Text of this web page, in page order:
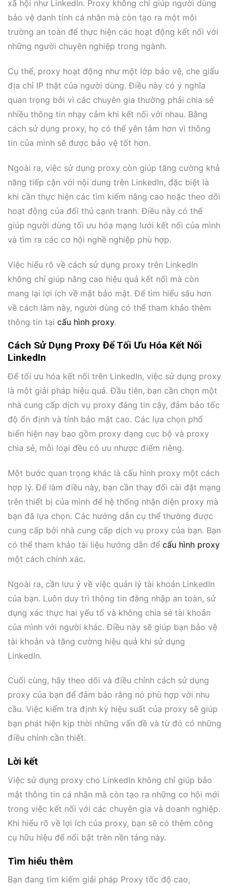
xã hội như LinkedIn. Proxy không chỉ giúp người dùng
bảo vệ danh tính cá nhân mà còn tạo ra một môi
trường an toàn để thực hiện các hoạt động kết nối với
những người chuyên nghiệp trong ngành.
Cụ thể, proxy hoạt động như một lớp bảo vệ, che giấu
địa chỉ IP thật của người dùng. Điều này có ý nghĩa
quan trọng bởi vì các chuyên gia thường phải chia sẻ
nhiều thông tin nhạy cảm khi kết nối với nhau. Bằng
cách sử dụng proxy, họ có thể yên tâm hơn vì thông
tin của mình sẽ được bảo vệ tốt hơn.
Ngoài ra, việc sử dụng proxy còn giúp tăng cường khả
năng tiếp cận với nội dung trên LinkedIn, đặc biệt là
khi cần thực hiện các tìm kiếm nâng cao hoặc theo dõi
hoạt động của đối thủ cạnh tranh. Điều này có thể
giúp người dùng tối ưu hóa mạng lưới kết nối của mình
và tìm ra các cơ hội nghề nghiệp phù hợp.
Việc hiểu rõ về cách sử dụng proxy trên LinkedIn
không chỉ giúp nâng cao hiệu quả kết nối mà còn
mang lại lợi ích về mặt bảo mật. Để tìm hiểu sâu hơn
về cách làm này, người dùng có thể tham khảo thêm
thông tin tại cấu hình proxy.
Cách Sử Dụng Proxy Để Tối Ưu Hóa Kết Nối
LinkedIn
Để tối ưu hóa kết nối trên LinkedIn, việc sử dụng proxy
là một giải pháp hiệu quả. Đầu tiên, bạn cần chọn một
nhà cung cấp dịch vụ proxy đáng tin cậy, đảm bảo tốc
độ ổn định và tính bảo mật cao. Các lựa chọn phổ
biến hiện nay bao gồm proxy dạng cục bộ và proxy
chia sẻ, mỗi loại đều có ưu nhược điểm riêng.
Một bước quan trọng khác là cấu hình proxy một cách
hợp lý. Để làm điều này, bạn cần thay đổi cài đặt mạng
trên thiết bị của mình để hệ thống nhận diện proxy mà
bạn đã lựa chọn. Các hướng dẫn cụ thể thường được
cung cấp bởi nhà cung cấp dịch vụ proxy của bạn. Bạn
có thể tham khảo tài liệu hướng dẫn để cấu hình proxy
một cách chính xác.
Ngoài ra, cần lưu ý về việc quản lý tài khoản LinkedIn
của bạn. Luôn duy trì thông tin đăng nhập an toàn, sử
dụng xác thực hai yếu tố và không chia sẻ tài khoản
của mình với người khác. Điều này sẽ giúp bạn bảo vệ
tài khoản và tăng cường hiệu quả khi sử dụng
LinkedIn.
Cuối cùng, hãy theo dõi và điều chỉnh cách sử dụng
proxy của bạn để đảm bảo rằng nó phù hợp với nhu
cầu. Việc kiểm tra định kỳ hiệu suất của proxy sẽ giúp
bạn phát hiện kịp thời những vấn đề và từ đó có những
điều chỉnh cần thiết.
Lời kết
Việc sử dụng proxy cho LinkedIn không chỉ giúp bảo
mật thông tin cá nhân mà còn tạo ra những cơ hội mới
trong việc kết nối với các chuyên gia và doanh nghiệp.
Khi hiểu rõ về lợi ích của proxy, bạn sẽ có thêm công
cụ hữu hiệu để nổi bật trên nền tảng này.
Tìm hiểu thêm
Bạn đang tìm kiếm giải pháp Proxy tốc độ cao,